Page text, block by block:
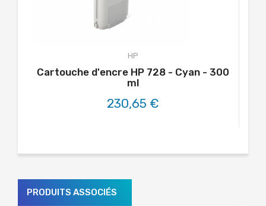
HP
Cartouche d'encre HP 728 - Cyan - 300
ml
230,65 €
PRODUITS ASSOCIÉS